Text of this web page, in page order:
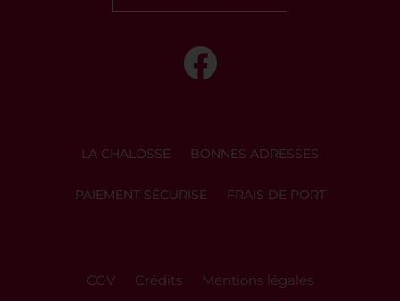
LA CHALOSSE BONNES ADRESSES
PAIEMENT SÉCURISÉ FRAIS DE PORT
CGV Crédits Mentions légales